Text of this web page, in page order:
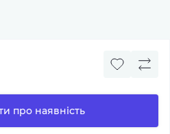
про наявність